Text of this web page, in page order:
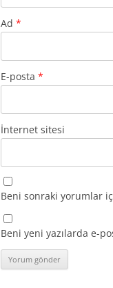
Ad *
E-posta *
İnternet sitesi
Beni sonraki yorumlar
Beni yeni yazılarda e-